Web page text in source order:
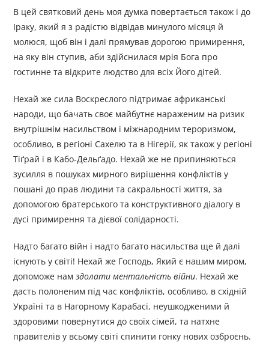
В цей святковий день моя думка повертається також і до
Іраку, який я з радістю відвідав минулого місяця й
молюся, щоб він і далі прямував дорогою примирення,
на яку він ступив, аби здійснилася мрія Бога про
гостинне та відкрите людство для всіх Його дітей.
Нехай же сила Воскреслого підтримає африканські
народи, що бачать своє майбутнє нараженим на ризик
внутрішнім насильством і міжнародним тероризмом,
особливо, в регіоні Сахелю та в Нігерії, як також у регіоні
Тіґрай і в Кабо-Дельґадо. Нехай же не припиняються
зусилля в пошуках мирного вирішення конфліктів у
пошані до прав людини та сакральності життя, за
допомогою братерського та конструктивного діалогу в
дусі примирення та дієвої солідарності.
Надто багато війн і надто багато насильства ще й далі
існують у світі! Нехай же Господь, Який є нашим миром,
допоможе намздолати ментальність війни. Нехай же
дасть полоненим під час конфліктів, особливо, в східній
Україні та в Нагорному Карабасі, неушкодженими й
здоровими повернутися до своїх сімей, та натхне
правителів у всьому світі спинити гонку нових озброєнь.